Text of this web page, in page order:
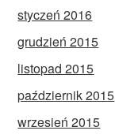
styczeń 2016
grudzień 2015
listopad 2015
październik 2015
wrzesień 2015